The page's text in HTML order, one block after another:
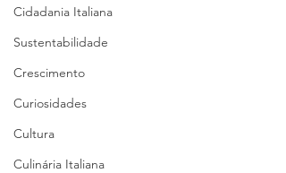
Cidadania Italiana
Sustentabilidade
Crescimento
Curiosidades
Cultura
Culinária Italiana